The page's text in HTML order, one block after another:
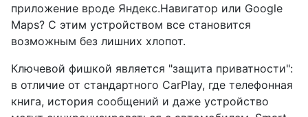
приложение вроде Яндекс.Навигатор или Google
Maps? С этим устройством все становится
возможным без лишних хлопот.
Ключевой фишкой является "защита приватности":
в отличие от стандартного CarPlay, где телефонная
книга, история сообщений и даже устройство